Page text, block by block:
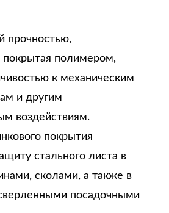
прочностью,
покрытая полимером,
к механическим
и другим
воздействиям.
покрытия
стального листа в
сколами, а также в
посадочными